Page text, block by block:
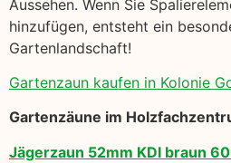
Aussehen. Wenn Sie
hinzufügen, entsteht ein
Gartenlandschaft!
Gartenzaun kaufen in Kolonie
Gartenzäune im
Jägerzaun 52mm KDI braun